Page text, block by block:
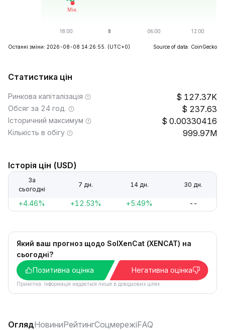
Останні зміни: 2026-08-08 14:26:55. (UTC+0) Source of data: CoinGecko
Статистика цін
Ринкова капіталізація 127.37K
Обсяг за 24 год. 237.63
Історичний максимум 0.00330416
Кількість в обігу 999.97M
Історія цін (USD)
За
сьогодні
7 дн. 14 дн. 30 дн.
+4.46% +12.53% +5.49% --
Який ваш прогноз щодо SolXenCat (XENCAT) на
сьогодні?
Позитивна оцінка
Негативна оцінка
Примітка. Інформація надається лише в довідкових цілях.
ОглядНовиниРейтингСоцмережіFAQ